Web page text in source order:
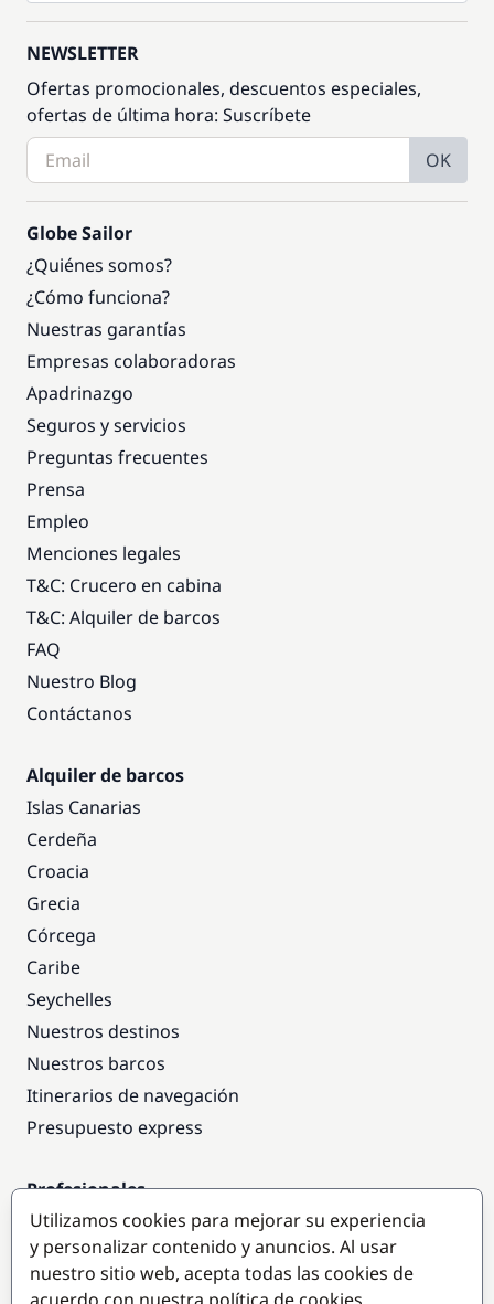
NEWSLETTER
Ofertas promocionales, descuentos especiales,
ofertas de última hora: Suscríbete
OK
Globe Sailor
¿Quiénes somos?
¿Cómo funciona?
Nuestras garantías
Empresas colaboradoras
Apadrinazgo
Seguros y servicios
Preguntas frecuentes
Prensa
Empleo
Menciones legales
T&C: Crucero en cabina
T&C: Alquiler de barcos
FAQ
Nuestro Blog
Contáctanos
Alquiler de barcos
Islas Canarias
Cerdeña
Croacia
Grecia
Córcega
Caribe
Seychelles
Nuestros destinos
Nuestros barcos
Itinerarios de navegación
Presupuesto express
Profesionales
Acceso empresas
Colaborar como empresa
Utilizamos cookies para mejorar su experiencia
y personalizar contenido y anuncios. Al usar
nuestro sitio web, acepta todas las cookies de